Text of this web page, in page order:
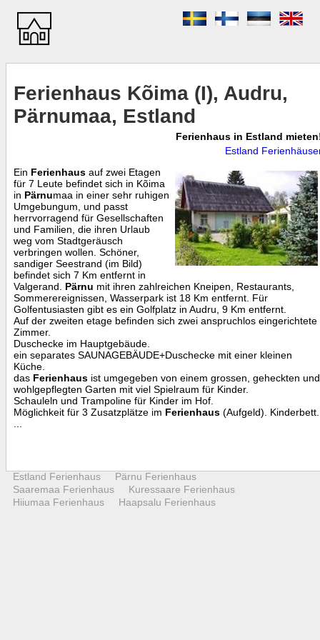
Ferienhaus Kõima (I), Audru,
Pärnumaa, Estland
Ferienhaus in Estland
Estland
Ein Ferienhaus auf zwei Etagen
für 7 Leute befindet sich in Kõima
in Pärnumaa in einer sehr ruhigen
Umgebungum, und passt
herrvorragend für Gesellschaften
und Familien, die ihren Urlaub
weg vom Stadtgeräusch
verbringen wollen. Schöner,
sandiger Seestrand (im Bild)
befindet sich 7 Km entfernt in
Valgerand. Pärnu mit ihren zahlreichen Kneipen, Restaurants,
Sommerereignissen, Wasserpark ist 18 Km entfernt. Für
Golfentusiasten gibt es ein Golfplatz in Audru, 9 Km entfernt.
Auf der zweiten etage befinden sich zwei anspruchlos eingerichtete
Zimmer.
Duschecke im Hauptgebäude.
ein separates SAUNAGEBÄUDE+Duschecke mit einer kleinen
Küche.
das Ferienhaus ist umgegeben von einem grossen, geheckten und
wohlgepflegten Garten mit viel Spielraum für Kinder.
Schauleln und Trampoline für Kinder im Hof.
Möglichkeit für 3 Zusatzplätze im Ferienhaus (Aufgeld). Kinderbett.
Estland Ferienhaus
Pärnu Ferienhaus
Saaremaa Ferienhaus
Kuressaare Ferienhaus
Hiiumaa Ferienhaus
Haapsalu Ferienhaus